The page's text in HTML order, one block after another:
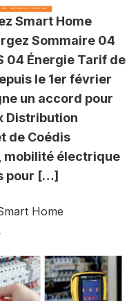
Smart Home
Sommaire 04
04 Énergie Tarif de
le 1er février
un accord pour
Distribution
de Coédis
mobilité électrique
pour […]
Home